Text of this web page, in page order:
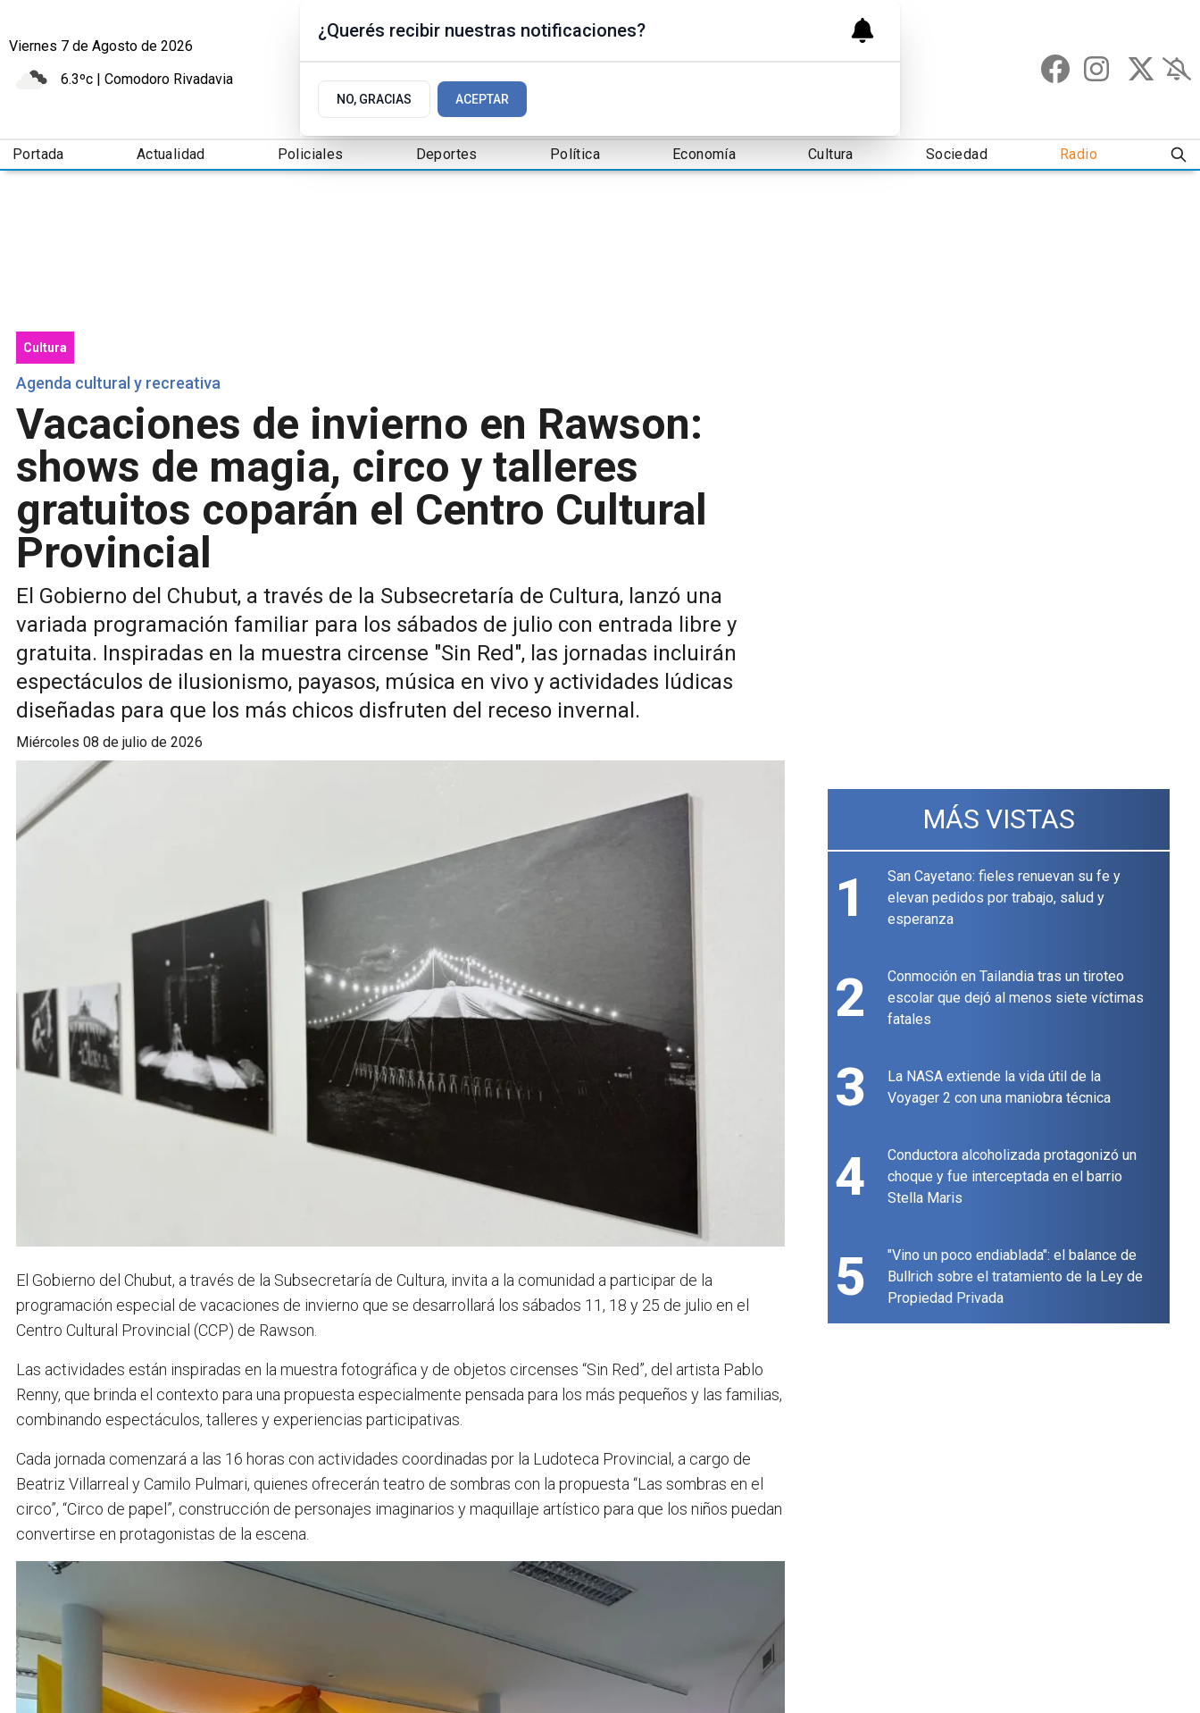
Viernes 7 de Agosto de 2026
6.3ºc | Comodoro Rivadavia
Portada Actualidad Policiales Deportes Política Economía Cultura Sociedad Radio
Cultura
Agenda cultural y recreativa
Vacaciones de invierno en Rawson:
shows de magia, circo y talleres
gratuitos coparán el Centro Cultural
Provincial
El Gobierno del Chubut, a través de la Subsecretaría de Cultura, lanzó una
variada programación familiar para los sábados de julio con entrada libre y
gratuita. Inspiradas en la muestra circense "Sin Red", las jornadas incluirán
espectáculos de ilusionismo, payasos, música en vivo y actividades lúdicas
diseñadas para que los más chicos disfruten del receso invernal.
miércoles 08 de julio de 2026
El Gobierno del Chubut, a través de la Subsecretaría de Cultura, invita a la comunidad a participar de la
programación especial de vacaciones de invierno que se desarrollará los sábados 11, 18 y 25 de julio en el
Centro Cultural Provincial (CCP) de Rawson.
Las actividades están inspiradas en la muestra fotográfica y de objetos circenses “Sin Red”, del artista Pablo
Renny, que brinda el contexto para una propuesta especialmente pensada para los más pequeños y las familias,
combinando espectáculos, talleres y experiencias participativas.
Cada jornada comenzará a las 16 horas con actividades coordinadas por la Ludoteca Provincial, a cargo de
Beatriz Villarreal y Camilo Pulmari, quienes ofrecerán teatro de sombras con la propuesta “Las sombras en el
circo”, “Circo de papel”, construcción de personajes imaginarios y maquillaje artístico para que los niños puedan
convertirse en protagonistas de la escena.
MÁS VISTAS
1
San Cayetano: fieles renuevan su fe y
elevan pedidos por trabajo, salud y
esperanza
2
Conmoción en Tailandia tras un tiroteo
escolar que dejó al menos siete víctimas
fatales
3
La NASA extiende la vida útil de la
Voyager 2 con una maniobra técnica
4
Conductora alcoholizada protagonizó un
choque y fue interceptada en el barrio
Stella Maris
5
"Vino un poco endiablada": el balance de
Bullrich sobre el tratamiento de la Ley de
Propiedad Privada
¿Querés recibir nuestras notificaciones?
NO, GRACIAS ACEPTAR